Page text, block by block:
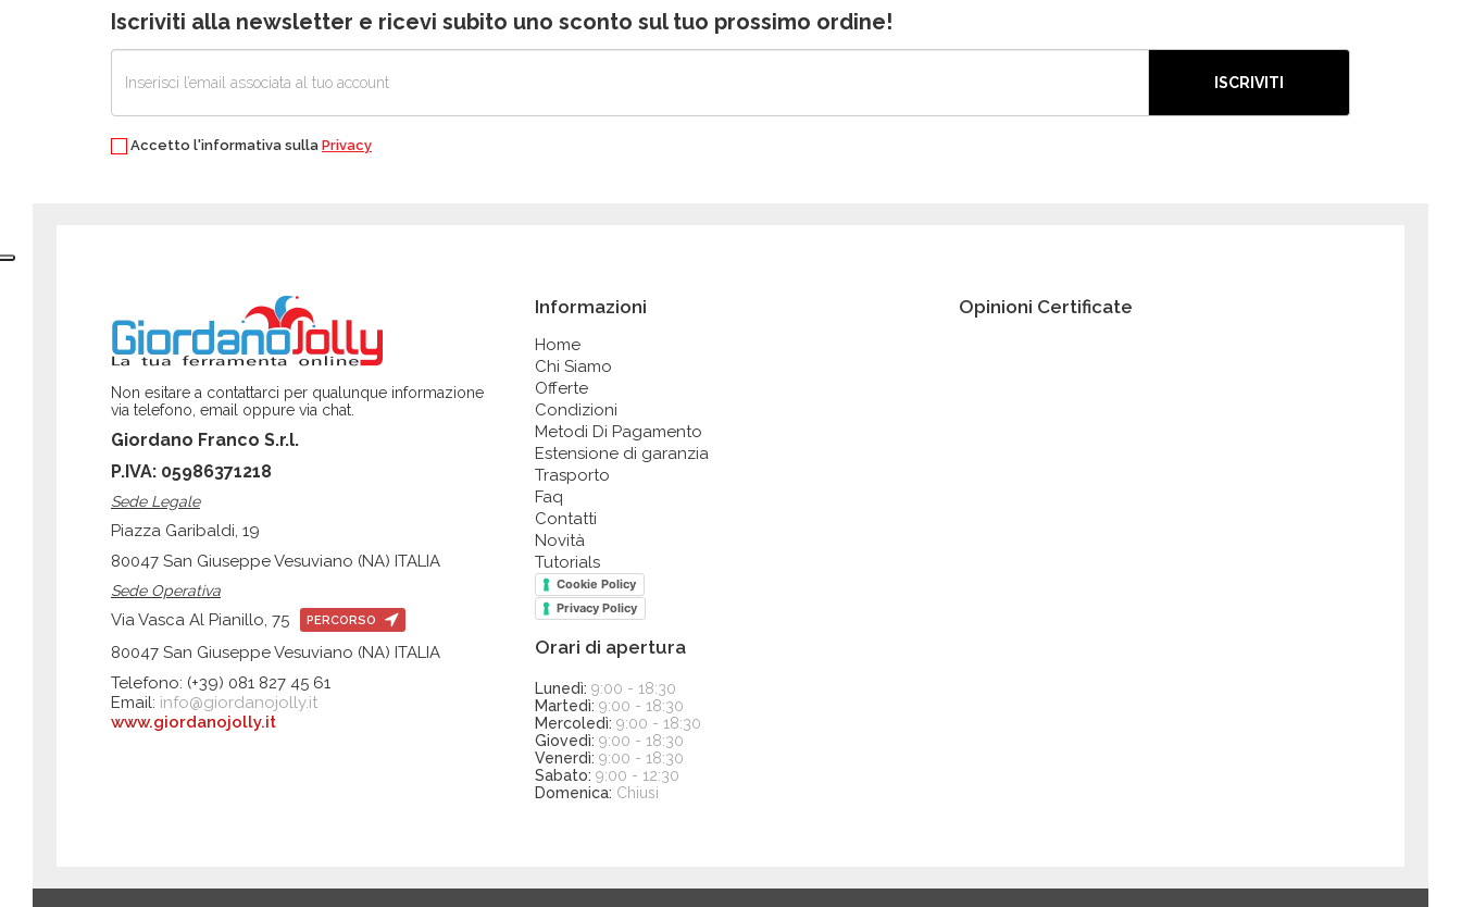
Iscriviti alla newsletter e ricevi subito uno sconto sul tuo prossimo ordine!
ISCRIVITI
Accetto l'informativa sulla Privacy
Non esitare a contattarci per qualunque informazione
via telefono, email oppure via chat.
Giordano Franco S.r.l.
P.IVA: 05986371218
Sede Legale
Piazza Garibaldi, 19
80047 San Giuseppe Vesuviano (NA) ITALIA
Sede Operativa
Via Vasca Al Pianillo, 75 PERCORSO
80047 San Giuseppe Vesuviano (NA) ITALIA
Telefono: (+39) 081 827 45 61
Email: info@giordanojolly.it
www.giordanojolly.it
Informazioni
Home
Chi Siamo
Offerte
Condizioni
Metodi Di Pagamento
Estensione di garanzia
Trasporto
Faq
Contatti
Novità
Tutorials
Cookie Policy
Privacy Policy
Orari di apertura
Lunedì: 9:00 - 18:30
Martedì: 9:00 - 18:30
Mercoledì: 9:00 - 18:30
Giovedì: 9:00 - 18:30
Venerdì: 9:00 - 18:30
Sabato: 9:00 - 12:30
Domenica: Chiusi
Opinioni Certificate